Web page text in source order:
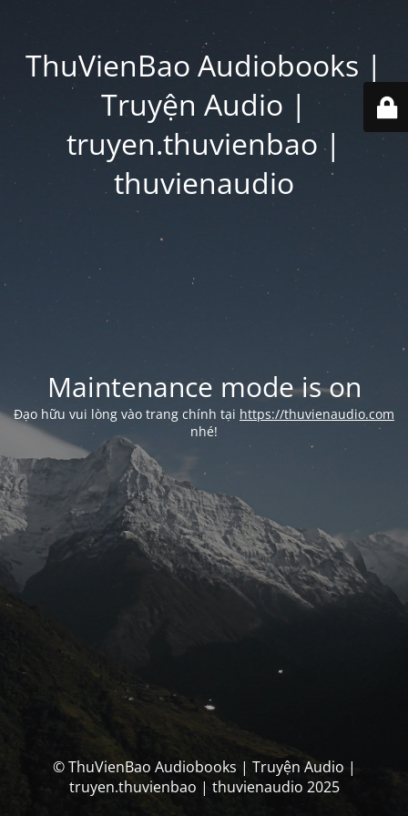
ThuVienBao Audiobooks |
Truyện Audio |
truyen.thuvienbao |
thuvienaudio
Maintenance mode is on
Đạo hữu vui lòng vào trang chính tại https://thuvienaudio.com
nhé!
© ThuVienBao Audiobooks | Truyện Audio |
truyen.thuvienbao | thuvienaudio 2025